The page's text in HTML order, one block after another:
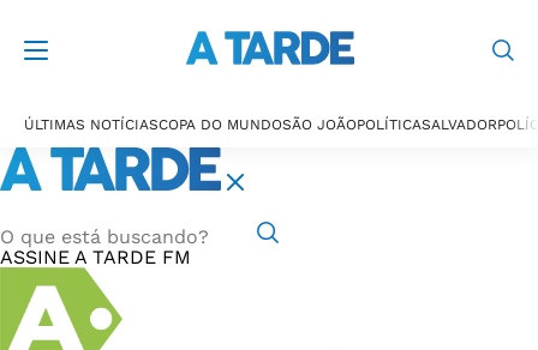
ÚLTIMAS NOTÍCIASCOPA DO MUNDOSÃO JOÃOPOLÍTICASALVADOR
ASSINE A TARDE FM